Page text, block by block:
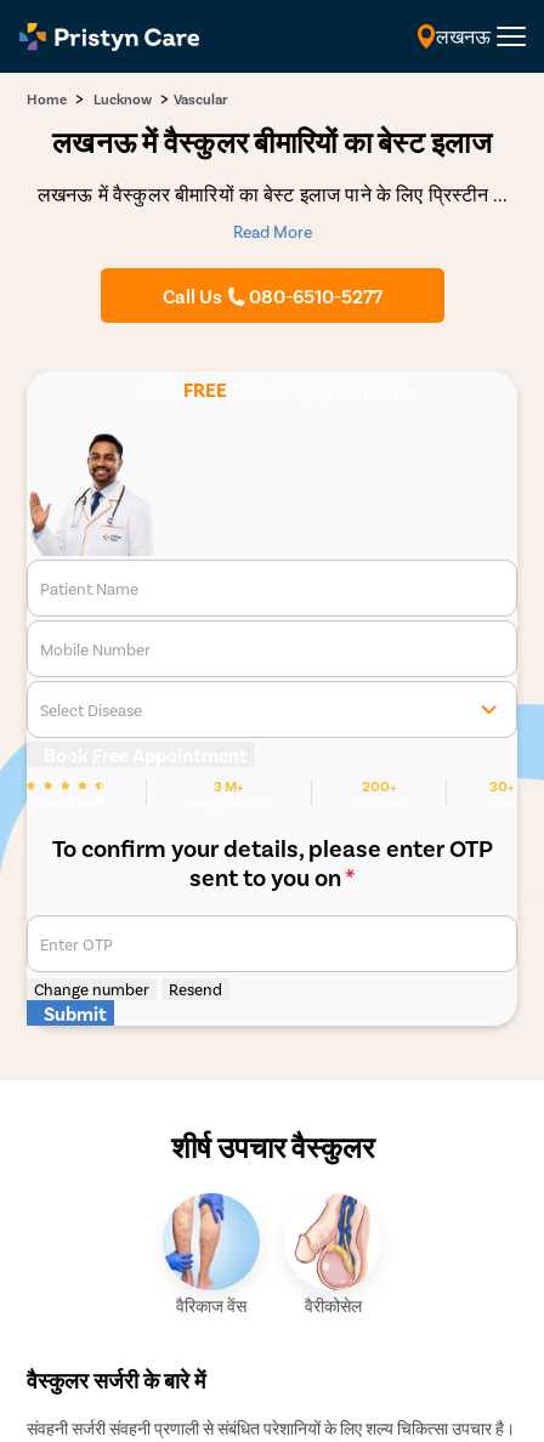
लखनऊ
Home > Lucknow > Vascular
लखनऊ में वैस्कुलर बीमारियों का बेस्ट इलाज
लखनऊ में वैस्कुलर बीमारियों का बेस्ट इलाज पाने के लिए प्रिस्टीन ...
Read More
Call Us 080-6510-5277
FREEDoctor Appointment
Patient Name
Mobile Number
Select Disease
3 M+ 200+ 30+
To confirm your details, please enter OTP
sent to you on*
Enter OTP
Change number Resend
Submit
शीर्ष उपचार वैस्कुलर
वैरिकाज वेंस वैरीकोसेल
वैस्कुलर सर्जरी के बारे में
संवहनी सर्जरी संवहनी प्रणाली से संबंधित परेशानियों के लिए शल्य चिकित्सा उपचार है।